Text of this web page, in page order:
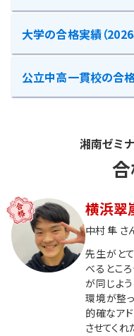
■講師からのコメン
新学年初めての内申
れました！
皆さんを誇りに思い
りましょう！！
大学の合格実績（
2026年度 大学合格実績
国公立
東京
早慶
上理GMARCH
上智130名、東
名、青山学院
関関同立近＋南山
関西23名、
名、近畿124
公立中高一貫校の合格
※合格実績は公益社団法
集計しております。テスト
湘南ゼミ
横浜翠
中村 隼 さ
先生がと
べるとこ
が同じよ
環境が整
的確なア
させてくれ